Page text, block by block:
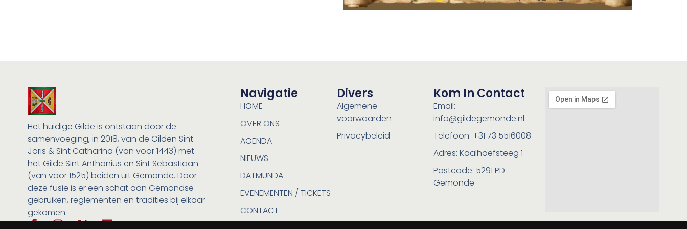
Het huidige Gilde is ontstaan door de
samenvoeging, in 2018, van de Gilden Sint
Joris & Sint Catharina (van voor 1443) met
het Gilde Sint Anthonius en Sint Sebastiaan
(van voor 1525) beiden uit Gemonde. Door
deze fusie is er een schat aan Gemondse
gebruiken, reglementen en tradities bij elkaar
gekomen.
Navigatie
HOME
OVER ONS
AGENDA
NIEUWS
DATMUNDA
EVENEMENTEN / TICKETS
CONTACT
Divers
Algemene
voorwaarden
Privacybeleid
Kom In Contact
Email:
info@gildegemonde.nl
Telefoon: +31 73 5516008
Adres: Kaalhoefsteeg 1
Postcode: 5291 PD
Gemonde